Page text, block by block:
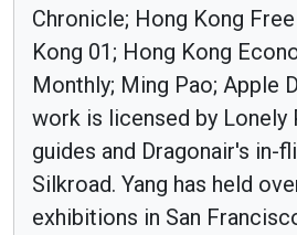
Chronicle; Hong Kong
Kong 01; Hong Kong
Monthly; Ming Pao; Apple
work is licensed by Lonely
guides and Dragonair's in-
Silkroad. Yang has held
exhibitions in San